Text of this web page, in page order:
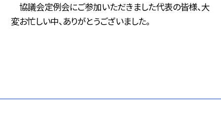
協議会定例会にご参加いただきました代表の皆様、大
変お忙しい中、ありがとうございました。